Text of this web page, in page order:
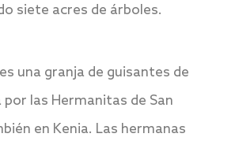
siete acres de árboles.
una granja de guisantes de
las Hermanitas de San
en Kenia. Las hermanas